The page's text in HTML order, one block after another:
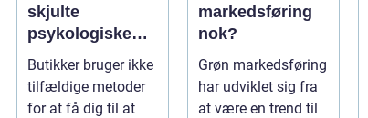
skjulte
psykologiske
tricks
Butikker bruger ikke
tilfældige metoder
for at få dig til at
markedsføring
nok?
Grøn markedsføring
har udviklet sig fra
at være en trend til